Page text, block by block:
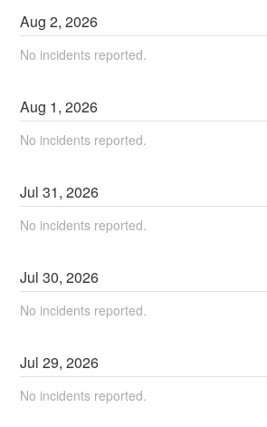
Aug2,2026
No incidents reported.
Aug 1,2026
No incidents reported.
Jul31,2026
No incidents reported.
Jul30,2026
No incidents reported.
Jul29,2026
No incidents reported.